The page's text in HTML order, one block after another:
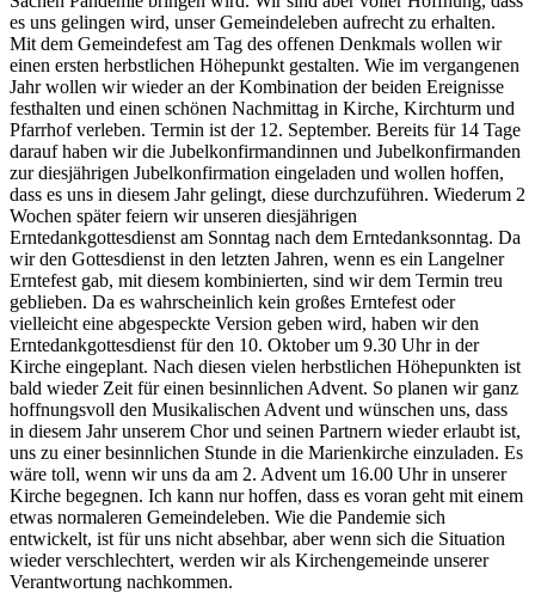
es uns gelingen wird, unser Gemeindeleben aufrecht zu erhalten.
Mit dem Gemeindefest am Tag des offenen Denkmals wollen wir
einen ersten herbstlichen Höhepunkt gestalten. Wie im vergangenen
Jahr wollen wir wieder an der Kombination der beiden Ereignisse
festhalten und einen schönen Nachmittag in Kirche, Kirchturm und
Pfarrhof verleben. Termin ist der 12. September. Bereits für 14 Tage
darauf haben wir die Jubelkonfirmandinnen und Jubelkonfirmanden
zur diesjährigen Jubelkonfirmation eingeladen und wollen hoffen,
dass es uns in diesem Jahr gelingt, diese durchzuführen. Wiederum 2
Wochen später feiern wir unseren diesjährigen
Erntedankgottesdienst am Sonntag nach dem Erntedanksonntag. Da
wir den Gottesdienst in den letzten Jahren, wenn es ein Langelner
Erntefest gab, mit diesem kombinierten, sind wir dem Termin treu
geblieben. Da es wahrscheinlich kein großes Erntefest oder
vielleicht eine abgespeckte Version geben wird, haben wir den
Erntedankgottesdienst für den 10. Oktober um 9.30 Uhr in der
Kirche eingeplant. Nach diesen vielen herbstlichen Höhepunkten ist
bald wieder Zeit für einen besinnlichen Advent. So planen wir ganz
hoffnungsvoll den Musikalischen Advent und wünschen uns, dass
in diesem Jahr unserem Chor und seinen Partnern wieder erlaubt ist,
uns zu einer besinnlichen Stunde in die Marienkirche einzuladen. Es
wäre toll, wenn wir uns da am 2. Advent um 16.00 Uhr in unserer
Kirche begegnen. Ich kann nur hoffen, dass es voran geht mit einem
etwas normaleren Gemeindeleben. Wie die Pandemie sich
entwickelt, ist für uns nicht absehbar, aber wenn sich die Situation
wieder verschlechtert, werden wir als Kirchengemeinde unserer
Verantwortung nachkommen.